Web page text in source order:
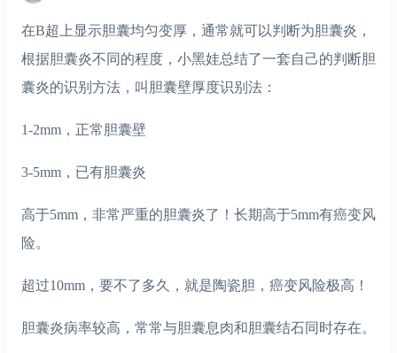
在B超上显示胆囊均匀变厚，通常就可以判断为胆囊炎，
根据胆囊炎不同的程度，小黑娃总结了一套自己的判断胆
囊炎的识别方法，叫胆囊壁厚度识别法：
1-2mm，正常胆囊壁
3-5mm，已有胆囊炎
高于5mm，非常严重的胆囊炎了！长期高于5mm有癌变风
险。
超过10mm，要不了多久，就是陶瓷胆，癌变风险极高！
胆囊炎病率较高，常常与胆囊息肉和胆囊结石同时存在。